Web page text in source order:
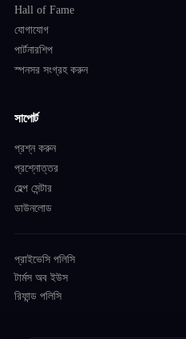
Hall of Fame
যোগাযোগ
পার্টনারশিপ
স্পনসর সংগ্রহ করুন
সাপোর্ট
প্রশ্ন করুন
প্রশ্নোত্তর
হেল্প সেন্টার
ডাউনলোড
প্রাইভেসি পলিসি
টার্মস অব ইউস
রিফান্ড পলিসি